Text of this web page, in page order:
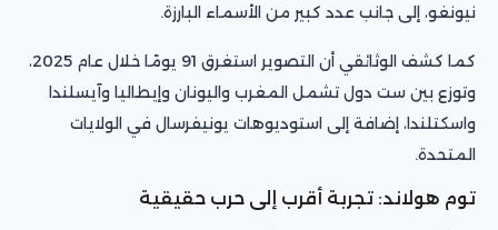
نيونغو، إلى جانب عدد كبير من الأسماء البارزة.
كما كشف الوثائقي أن التصوير استغرق 91 يومًا خلال عام 2025،
وتوزع بين ست دول تشمل المغرب واليونان وإيطاليا وآيسلندا
واسكتلندا، إضافة إلى استوديوهات يونيفرسال في الولايات
المتحدة.
توم هولاند: تجربة أقرب إلى حرب حقيقية